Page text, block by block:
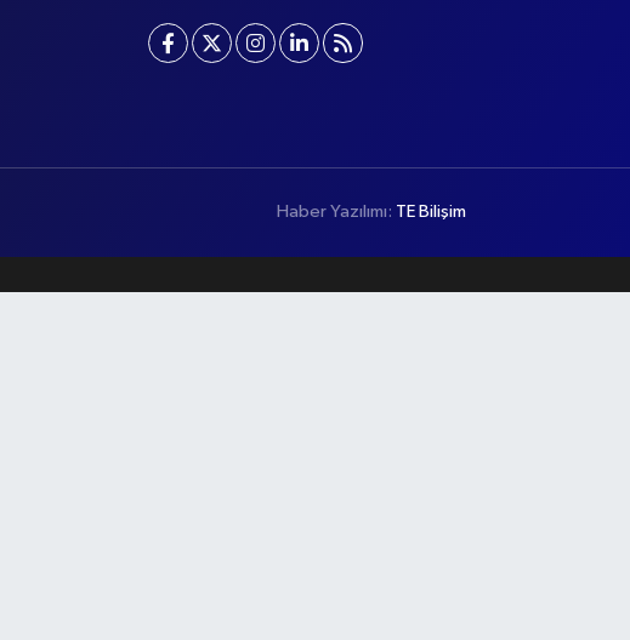
Haber Yazılımı: TE Bilişim